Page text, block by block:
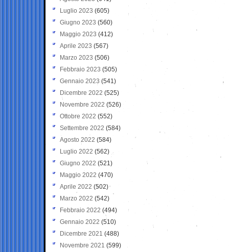
Luglio 2023 (605)
Giugno 2023 (560)
Maggio 2023 (412)
Aprile 2023 (567)
Marzo 2023 (506)
Febbraio 2023 (505)
Gennaio 2023 (541)
Dicembre 2022 (525)
Novembre 2022 (526)
Ottobre 2022 (552)
Settembre 2022 (584)
Agosto 2022 (584)
Luglio 2022 (562)
Giugno 2022 (521)
Maggio 2022 (470)
Aprile 2022 (502)
Marzo 2022 (542)
Febbraio 2022 (494)
Gennaio 2022 (510)
Dicembre 2021 (488)
Novembre 2021 (599)